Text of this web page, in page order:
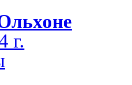
г.